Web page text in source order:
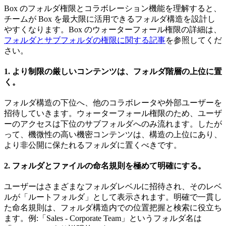
Box のフォルダ権限とコラボレーション機能を理解すると、
チームが Box を最大限に活用できるフォルダ構造を設計し
やすくなります。Box のウォーターフォール権限の詳細は、
フォルダとサブフォルダの権限に関する記事を参照してくだ
さい。
1. より制限の厳しいコンテンツは、フォルダ階層の上位に置
く。
フォルダ構造の下位へ、他のコラボレータや外部ユーザーを
招待していきます。ウォーターフォール権限のため、ユーザ
ーのアクセスは下位のサブフォルダへのみ流れます。したが
って、機微性の高い機密コンテンツは、構造の上位にあり、
より非公開に保たれるフォルダに置くべきです。
2. フォルダとファイルの命名規則を極めて明確にする。
ユーザーはさまざまなフォルダレベルに招待され、そのレベ
ルが「ルートフォルダ」として表示されます。明確で一貫し
た命名規則は、フォルダ構造内での位置把握と検索に役立ち
ます。例:「Sales - Corporate Team」というフォルダ名は